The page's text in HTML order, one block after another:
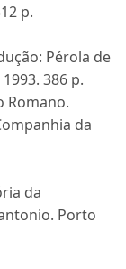
p.
Pérola de
386 p.
Romano.
da
da
Porto